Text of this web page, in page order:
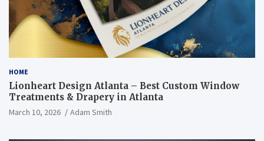
HOME
Lionheart Design Atlanta – Best Custom Window
Treatments & Drapery in Atlanta
March 10, 2026 Adam Smith